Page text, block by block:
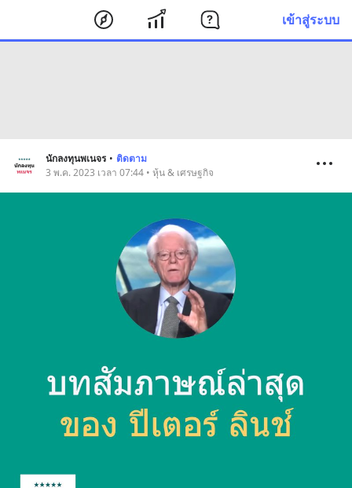
เข้าสู่ระบบ
นักลงทุนพเนจร • ติดตาม
3 พ.ค. 2023 เวลา 07:44 • หุ้น & เศรษฐกิจ